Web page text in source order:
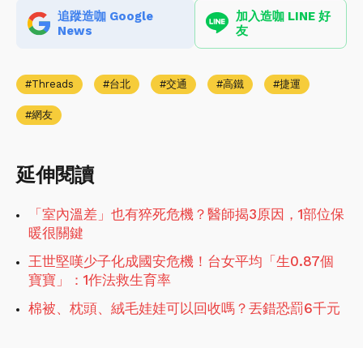
追蹤造咖 Google
News
加入造咖 LINE 好
友
Threads 台北 交通 高鐵 捷運
網友
延伸閱讀
「室內溫差」也有猝死危機？醫師揭3原因，1部位保
暖很關鍵
王世堅嘆少子化成國安危機！台女平均「生0.87個
寶寶」：1作法救生育率
棉被、枕頭、絨毛娃娃可以回收嗎？丟錯恐罰6千元